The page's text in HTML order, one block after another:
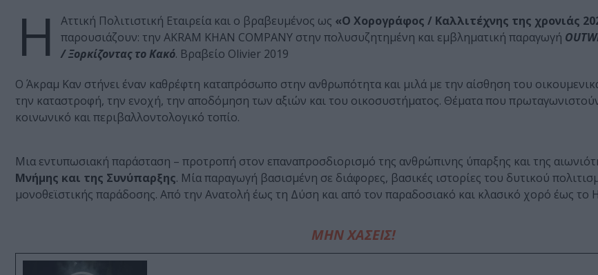
Η Αττική Πολιτιστική Εταιρεία και ο βραβευμένος ως «O Xορογράφος / Kαλλιτέχνης της χρονιάς
παρουσιάζουν: την AKRAM KHAN CΟΜPANY στην πολυσυζητημένη και εμβληματική παραγωγή
/ Ξορκίζοντας το Κακό. Βραβείο Olivier 2019
O Άκραμ Καν στήνει έναν καθρέφτη καταπρόσωπο στην ανθρωπότητα και μιλά με την αίσθηση του
την καταστροφή, την ενοχή, την αποδόμηση των αξιών και του οικοσυστήματος. Θέματα που
κοινωνικό και περιβαλλοντολογικό τοπίο.
Μια εντυπωσιακή παράσταση – προτροπή στον επαναπροσδιορισμό της ανθρώπινης ύπαρξης και της
Μνήμης και της Συνύπαρξης. Μία παραγωγή βασισμένη σε διάφορες, βασικές ιστορίες του δυτικού
μονοθεϊστικής παράδοσης. Από την Ανατολή έως τη Δύση και από τον παραδοσιακό και κλασικό χορό έως το
ΜΗΝ ΧΑΣΕΙΣ!